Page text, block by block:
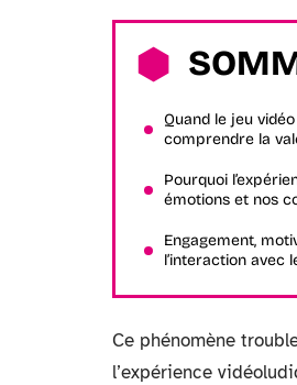
Quand le jeu
comprendre la
Pourquoi
émotions et nos
Engagement,
l’interaction avec
Ce phénomène
l’expérience